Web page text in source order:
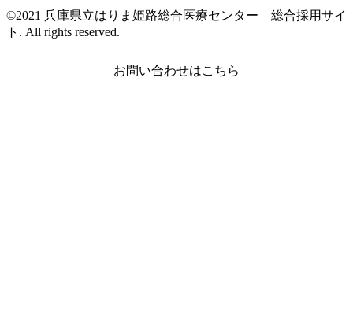
©2021 兵庫県立はりま姫路総合医療センター 総合採用サイ
ト. All rights reserved.
お問い合わせはこちら